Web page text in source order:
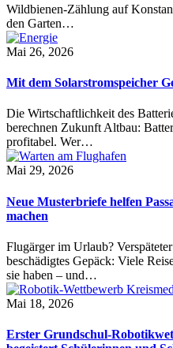
Wildbienen-Zählung auf
den Garten…
Mai 26, 2026
Mit dem Solarstromspeicher
Die Wirtschaftlichkeit des
berechnen Zukunft Altbau:
profitabel. Wer…
Mai 29, 2026
Neue Musterbriefe helfen
machen
Flugärger im Urlaub?
beschädigtes Gepäck: Viele
sie haben – und…
Mai 18, 2026
Erster Grundschul-